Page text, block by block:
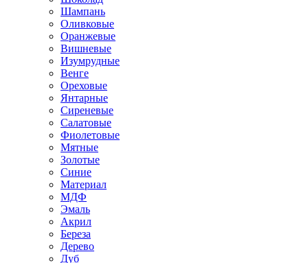
Шампань
Оливковые
Оранжевые
Вишневые
Изумрудные
Венге
Ореховые
Янтарные
Сиреневые
Салатовые
Фиолетовые
Мятные
Золотые
Синие
Материал
МДФ
Эмаль
Акрил
Береза
Дерево
Дуб